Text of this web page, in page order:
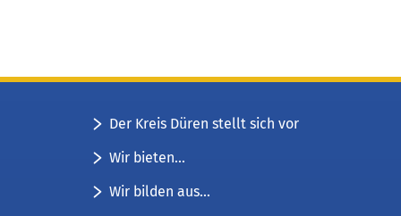
Der Kreis Düren stellt sich vor
Wir bieten...
Wir bilden aus...